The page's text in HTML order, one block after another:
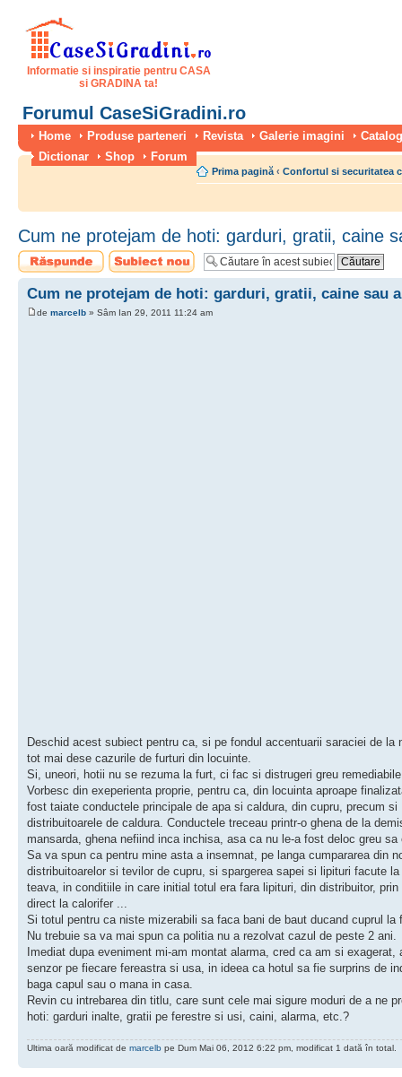
Informatie si inspiratie pentru CASA
si GRADINA ta!
Forumul CaseSiGradini.ro
Home Produse parteneri Revista Galerie imagini
Dictionar
Shop Forum
Prima pagină ‹ Confortul si securitatea
Cum ne protejam de hoti: garduri, gratii, caine
Scrie un răspuns
Scrie un subiect
nou
Cum ne protejam de hoti: garduri, gratii, caine sau
de marcelb » Sâm Ian 29, 2011 11:24 am
Deschid acest subiect pentru ca, si pe fondul accentuarii saraciei de la
tot mai dese cazurile de furturi din locuinte.
Si, uneori, hotii nu se rezuma la furt, ci fac si distrugeri greu
Vorbesc din exeperienta proprie, pentru ca, din locuinta aproape
fost taiate conductele principale de apa si caldura, din cupru, precum si
distribuitoarele de caldura. Conductele treceau printr-o ghena de la
mansarda, ghena nefiind inca inchisa, asa ca nu le-a fost deloc greu sa
Sa va spun ca pentru mine asta a insemnat, pe langa cumpararea din
distribuitoarelor si tevilor de cupru, si spargerea sapei si lipituri facute
teava, in conditiile in care initial totul era fara lipituri, din distribuitor, prin
direct la calorifer ...
Si totul pentru ca niste mizerabili sa faca bani de baut ducand cuprul la
Nu trebuie sa va mai spun ca politia nu a rezolvat cazul de peste 2 ani.
Imediat dupa eveniment mi-am montat alarma, cred ca am si exagerat,
senzor pe fiecare fereastra si usa, in ideea ca hotul sa fie surprins de
baga capul sau o mana in casa.
Revin cu intrebarea din titlu, care sunt cele mai sigure moduri de a ne
hoti: garduri inalte, gratii pe ferestre si usi, caini, alarma, etc.?
Ultima oară modificat de marcelb pe Dum Mai 06, 2012 6:22 pm, modificat 1 dată în total.